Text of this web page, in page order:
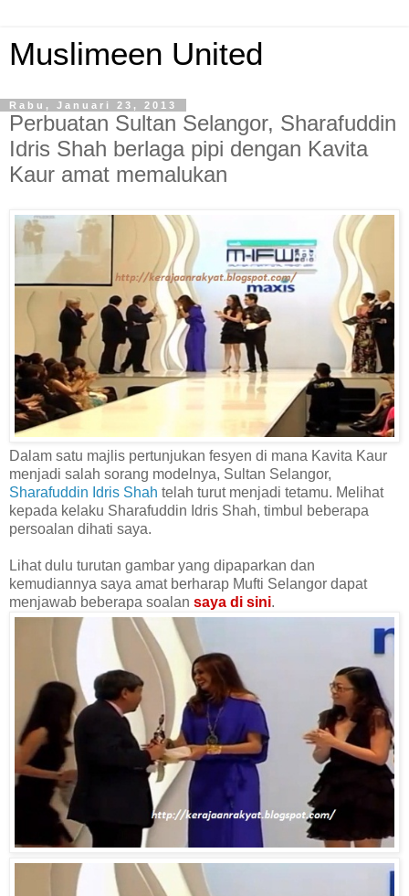
Muslimeen United
Rabu, Januari 23, 2013
Perbuatan Sultan Selangor, Sharafuddin
Idris Shah berlaga pipi dengan Kavita
Kaur amat memalukan
Dalam satu majlis pertunjukan fesyen di mana Kavita Kaur
menjadi salah sorang modelnya, Sultan Selangor,
Sharafuddin Idris Shah telah turut menjadi tetamu. Melihat
kepada kelaku Sharafuddin Idris Shah, timbul beberapa
persoalan dihati saya.
Lihat dulu turutan gambar yang dipaparkan dan
kemudiannya saya amat berharap Mufti Selangor dapat
menjawab beberapa soalan saya di sini.